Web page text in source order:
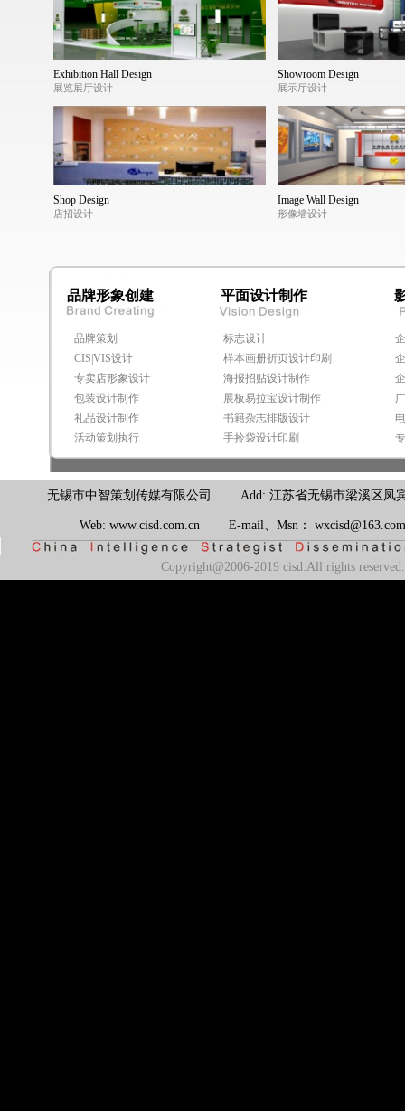
Exhibition Hall Design
展览展厅设计
Showroom Design
展示厅设计
Shop Design
店招设计
Image Wall Design
形像墙设计
品牌形象创建 平面设计制作
品牌策划
CIS|VIS设计
专卖店形象设计
包装设计制作
礼品设计制作
活动策划执行
标志设计
样本画册折页设计印刷
海报招贴设计制作
展板易拉宝设计制作
书籍杂志排版设计
手拎袋设计印刷
无锡市中智策划传媒有限公司 Add: 江苏省无锡市梁溪区凤
Web: www.cisd.com.cn E-mail、Msn：
Copyright@2006-2019 cisd.All rights